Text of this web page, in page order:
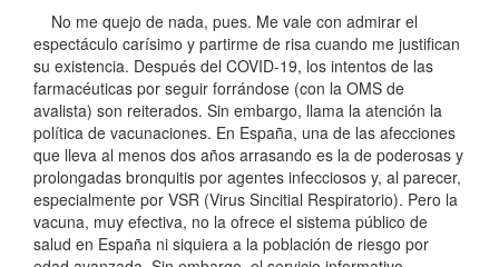
No me quejo de nada, pues. Me vale con admirar el
espectáculo carísimo y partirme de risa cuando me justifican
su existencia. Después del COVID-19, los intentos de las
farmacéuticas por seguir forrándose (con la OMS de
avalista) son reiterados. Sin embargo, llama la atención la
política de vacunaciones. En España, una de las afecciones
que lleva al menos dos años arrasando es la de poderosas y
prolongadas bronquitis por agentes infecciosos y, al parecer,
especialmente por VSR (Virus Sincitial Respiratorio). Pero la
vacuna, muy efectiva, no la ofrece el sistema público de
salud en España ni siquiera a la población de riesgo por